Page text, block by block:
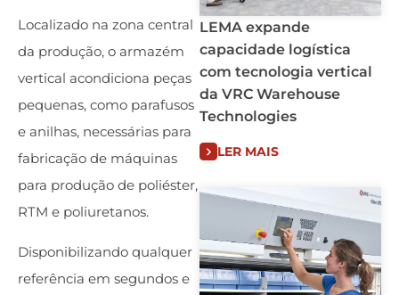
Localizado na zona central
da produção, o armazém
vertical acondiciona peças
pequenas, como parafusos
e anilhas, necessárias para
fabricação de máquinas
para produção de poliéster,
RTM e poliuretanos.
Disponibilizando qualquer
referência em segundos e
LEMA expande
capacidade logística
com tecnologia vertical
da VRC Warehouse
Technologies
LER MAIS